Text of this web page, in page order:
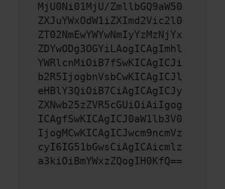
MjU0Ni01MjU/ZmllbGQ9aW50
ZXJuYWxOdW1iZXImd2Vic2l0
ZT02NmEwYWYwNmIyYzMzNjYx
ZDYwODg3OGYiLAogICAgImhl
YWRlcnMiOiB7fSwKICAgICJi
b2R5IjogbnVsbCwKICAgICJl
eHBlY3QiOiB7CiAgICAgICJy
ZXNwb25zZVR5cGUiOiAiIgog
ICAgfSwKICAgICJ0aW1lb3V0
IjogMCwKICAgICJwcm9ncmVz
cyI6IG51bGwsCiAgICAicmlz
a3kiOiBmYWxzZQogIH0KfQ==